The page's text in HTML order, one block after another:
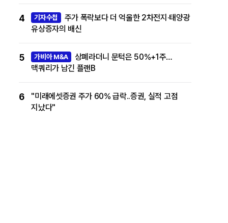
4 기자수첩
주가 폭락보다 더 억울한 2차전지·태양광
유상증자의 배신
5 가비아 M&A
상폐라더니 문턱은 50%+1주…
맥쿼리가 남긴 플랜B
6
"미래에셋증권 주가 60% 급락..증권, 실적 고점
지났다"